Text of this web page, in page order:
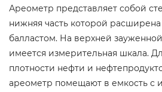
Ареометр представляет собой
нижняя часть которой
балластом. На верхней
имеется измерительная шкала.
плотности нефти и
ареометр помещают в емкость с